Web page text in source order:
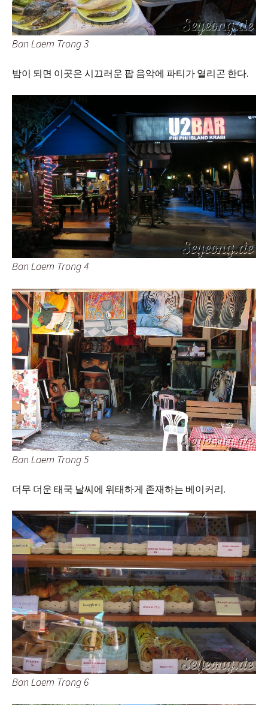
Ban Laem Trong 3
밤이 되면 이곳은 시끄러운 팝 음악에 파티가 열리곤 한다.
Ban Laem Trong 4
Ban Laem Trong 5
더무 더운 태국 날씨에 위태하게 존재하는 베이커리.
Ban Laem Trong 6